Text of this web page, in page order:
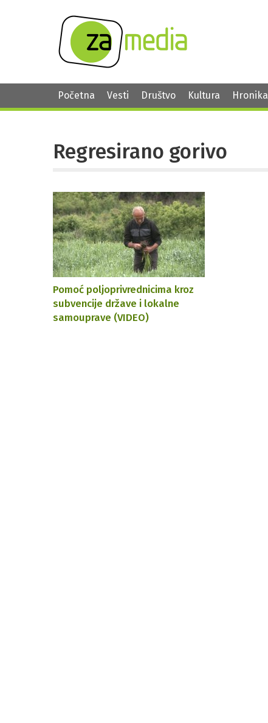
Početna Vesti Društvo Kultura Hronika
Regresirano gorivo
Pomoć poljoprivrednicima kroz
subvencije države i lokalne
samouprave (VIDEO)